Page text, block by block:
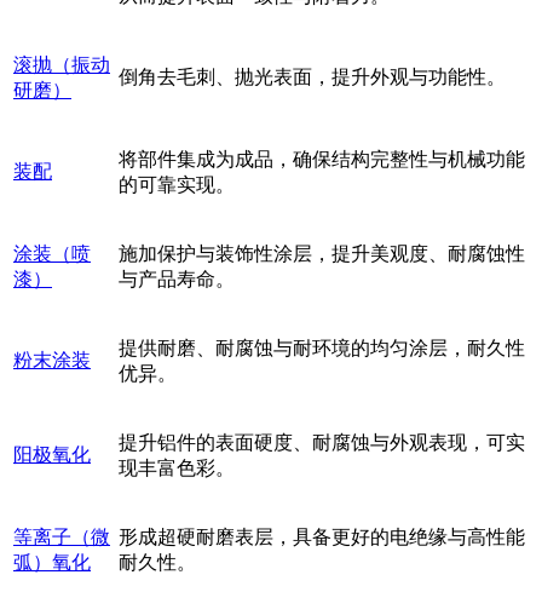
滚抛（振动
研磨）
倒角去毛刺、抛光表面，提升外观与功能性。
装配
将部件集成为成品，确保结构完整性与机械功能
的可靠实现。
涂装（喷
漆）
施加保护与装饰性涂层，提升美观度、耐腐蚀性
与产品寿命。
粉末涂装
提供耐磨、耐腐蚀与耐环境的均匀涂层，耐久性
优异。
阳极氧化
提升铝件的表面硬度、耐腐蚀与外观表现，可实
现丰富色彩。
等离子（微
弧）氧化
形成超硬耐磨表层，具备更好的电绝缘与高性能
耐久性。